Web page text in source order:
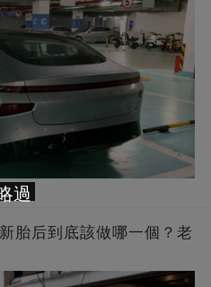
胎后到底該做哪一個？老
過